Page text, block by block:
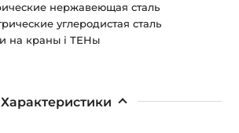
нержавеющая сталь
углеродистая сталь
на краны і ТЕНы
Характеристики